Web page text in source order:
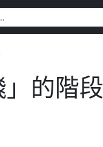
的階段